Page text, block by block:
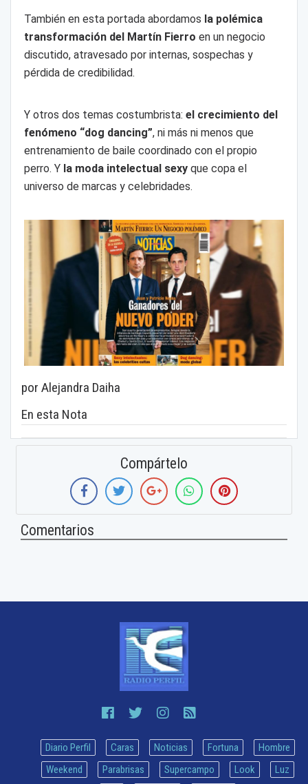
También en esta portada abordamos la polémica
transformación del Martín Fierro en un negocio
discutido, atravesado por internas, sospechas y
pérdida de credibilidad.
Y otros dos temas costumbrista: el crecimiento del
fenómeno “dog dancing”, ni más ni menos que
entrenamiento de baile coordinado con el propio
perro. Y la moda intelectual sexy que copa el
universo de marcas y celebridades.
por Alejandra Daiha
En esta Nota
Compártelo
Comentarios
Diario Perfil Caras Noticias Fortuna
Hombre
Weekend
Parabrisas Supercampo Look Luz